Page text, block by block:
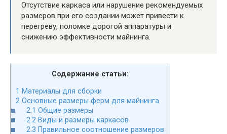
Отсутствие каркаса или нарушение рекомендуемых
размеров при его создании может привести к
перегреву, поломке дорогой аппаратуры и
снижению эффективности майнинга.
Содержание статьи:
1 Материалы для сборки
2 Основные размеры ферм для майнинга
2.1 Общие размеры
2.2 Виды и размеры каркасов
2.3 Правильное соотношение размеров